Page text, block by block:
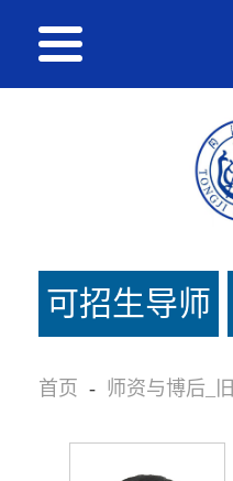
可招生导师
名单_旧
首页 - 师资与博后_旧